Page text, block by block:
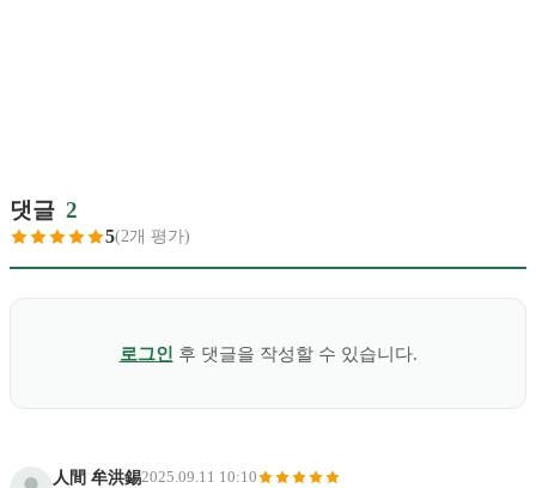
댓글 2
5(2개 평가)
로그인 후 댓글을 작성할 수 있습니다.
人間 牟洪錫2025.09.11 10:10